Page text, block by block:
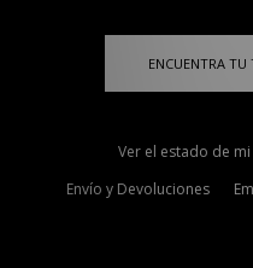
ENCUENTRA TU
Ver el estado de
Envío y Devoluciones